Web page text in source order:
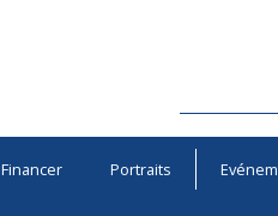
Financer Portraits